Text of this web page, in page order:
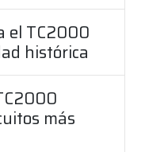
el TC2000
histórica
más